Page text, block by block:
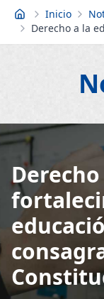
Inicio Inicio
Derecho a la
pública se